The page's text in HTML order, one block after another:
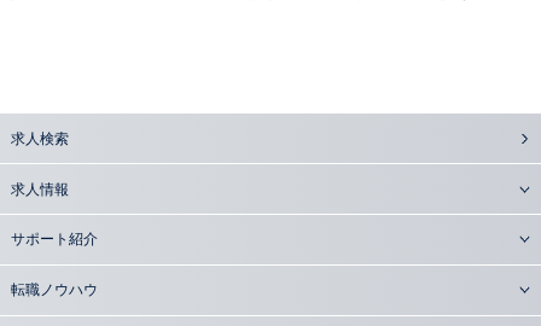
求人検索
求人情報
サポート紹介
転職ノウハウ